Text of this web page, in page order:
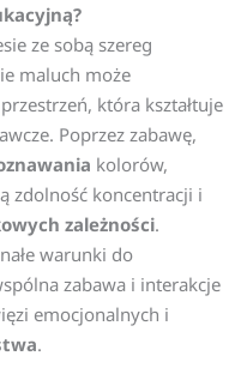
ze sobą szereg
maluch może
która kształtuje
Poprzez zabawę,
kolorów,
zdolność koncentracji i
zależności.
warunki do
zabawa i interakcje
emocjonalnych i
.